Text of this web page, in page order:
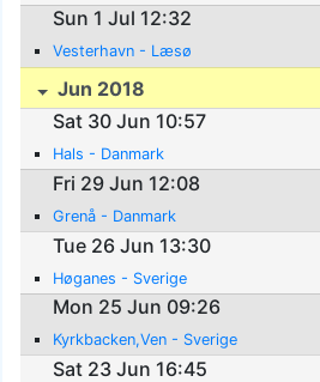
Sun 1 Jul 12:32
Vesterhavn - Læsø
Jun 2018
Sat 30 Jun 10:57
Hals - Danmark
Fri 29 Jun 12:08
Grenå - Danmark
Tue 26 Jun 13:30
Høganes - Sverige
Mon 25 Jun 09:26
Kyrkbacken,Ven - Sverige
Sat 23 Jun 16:45